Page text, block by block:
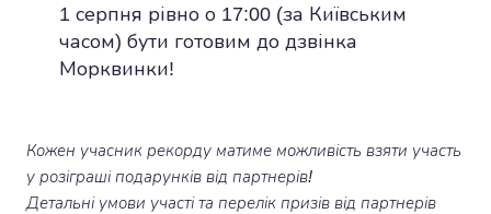
1 серпня рівно о 17:00 (за Київським
часом) бути готовим до дзвінка
Морквинки!
Кожен учасник рекорду матиме можливість взяти участь
у розіграші подарунків від партнерів!
Детальні умови участі та перелік призів від партнерів